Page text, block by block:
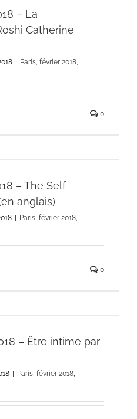
– La
Catherine
| Paris, février 2018
0
– The Self
anglais)
| Paris, février 2018
0
– Être intime par
| Paris, février 2018